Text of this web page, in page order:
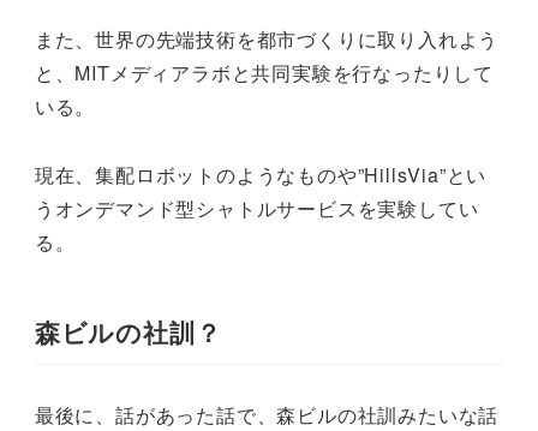
また、世界の先端技術を都市づくりに取り入れよう
と、MITメディアラボと共同実験を行なったりして
いる。
現在、集配ロボットのようなものや”HillsVia”とい
うオンデマンド型シャトルサービスを実験してい
る。
森ビルの社訓？
最後に、話があった話で、森ビルの社訓みたいな話